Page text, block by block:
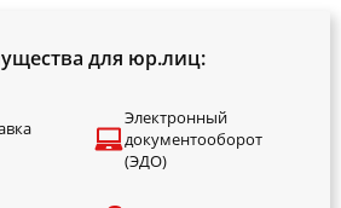
для юр.лиц:
Электронный
документооборот
(ЭДО)